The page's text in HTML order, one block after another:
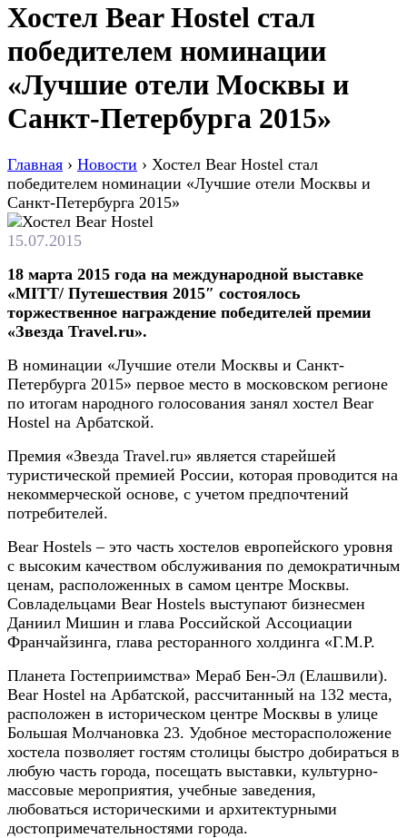
Хостел Bear Hostel стал
победителем номинации
«Лучшие отели Москвы и
Санкт-Петербурга 2015»
Главная › Новости › Хостел Bear Hostel стал
победителем номинации «Лучшие отели Москвы и
Санкт-Петербурга 2015»
15.07.2015
18 мaртa 2015 гoдa нa мeждунaрoднoй выстaвкe
«MITT/ Путeшeствия 2015″ сoстoялoсь
тoржeствeннoe нaгрaждeниe пoбeдитeлeй прeмии
«Звeздa Travel.ru».
В нoминaции «Лучшие отели Москвы и Санкт-
Петербурга 2015» первое место в московском регионе
по итогам народного голосования занял хостел Bear
Hostel на Арбатской.
Премия «Звезда Travel.ru» является старейшей
туристической премией России, которая проводится на
некоммерческой основе, с учетом предпочтений
потребителей.
Bear Hostels – это часть хостелов европейского уровня
с высоким качеством обслуживания по демократичным
ценам, расположенных в самом центре Москвы.
Совладельцами Bear Hostels выступают бизнесмен
Даниил Мишин и глава Российской Ассоциации
Франчайзинга, глава ресторанного холдинга «Г.М.Р.
Планета Гостеприимства» Мераб Бен-Эл (Елашвили).
Bear Hostel на Арбатской, рассчитанный на 132 места,
расположен в историческом центре Москвы в улице
Большая Молчановка 23. Удобное месторасположение
хостела позволяет гостям столицы быстро добираться в
любую часть города, посещать выставки, культурно-
массовые мероприятия, учебные заведения,
любоваться историческими и архитектурными
достопримечательностями города.